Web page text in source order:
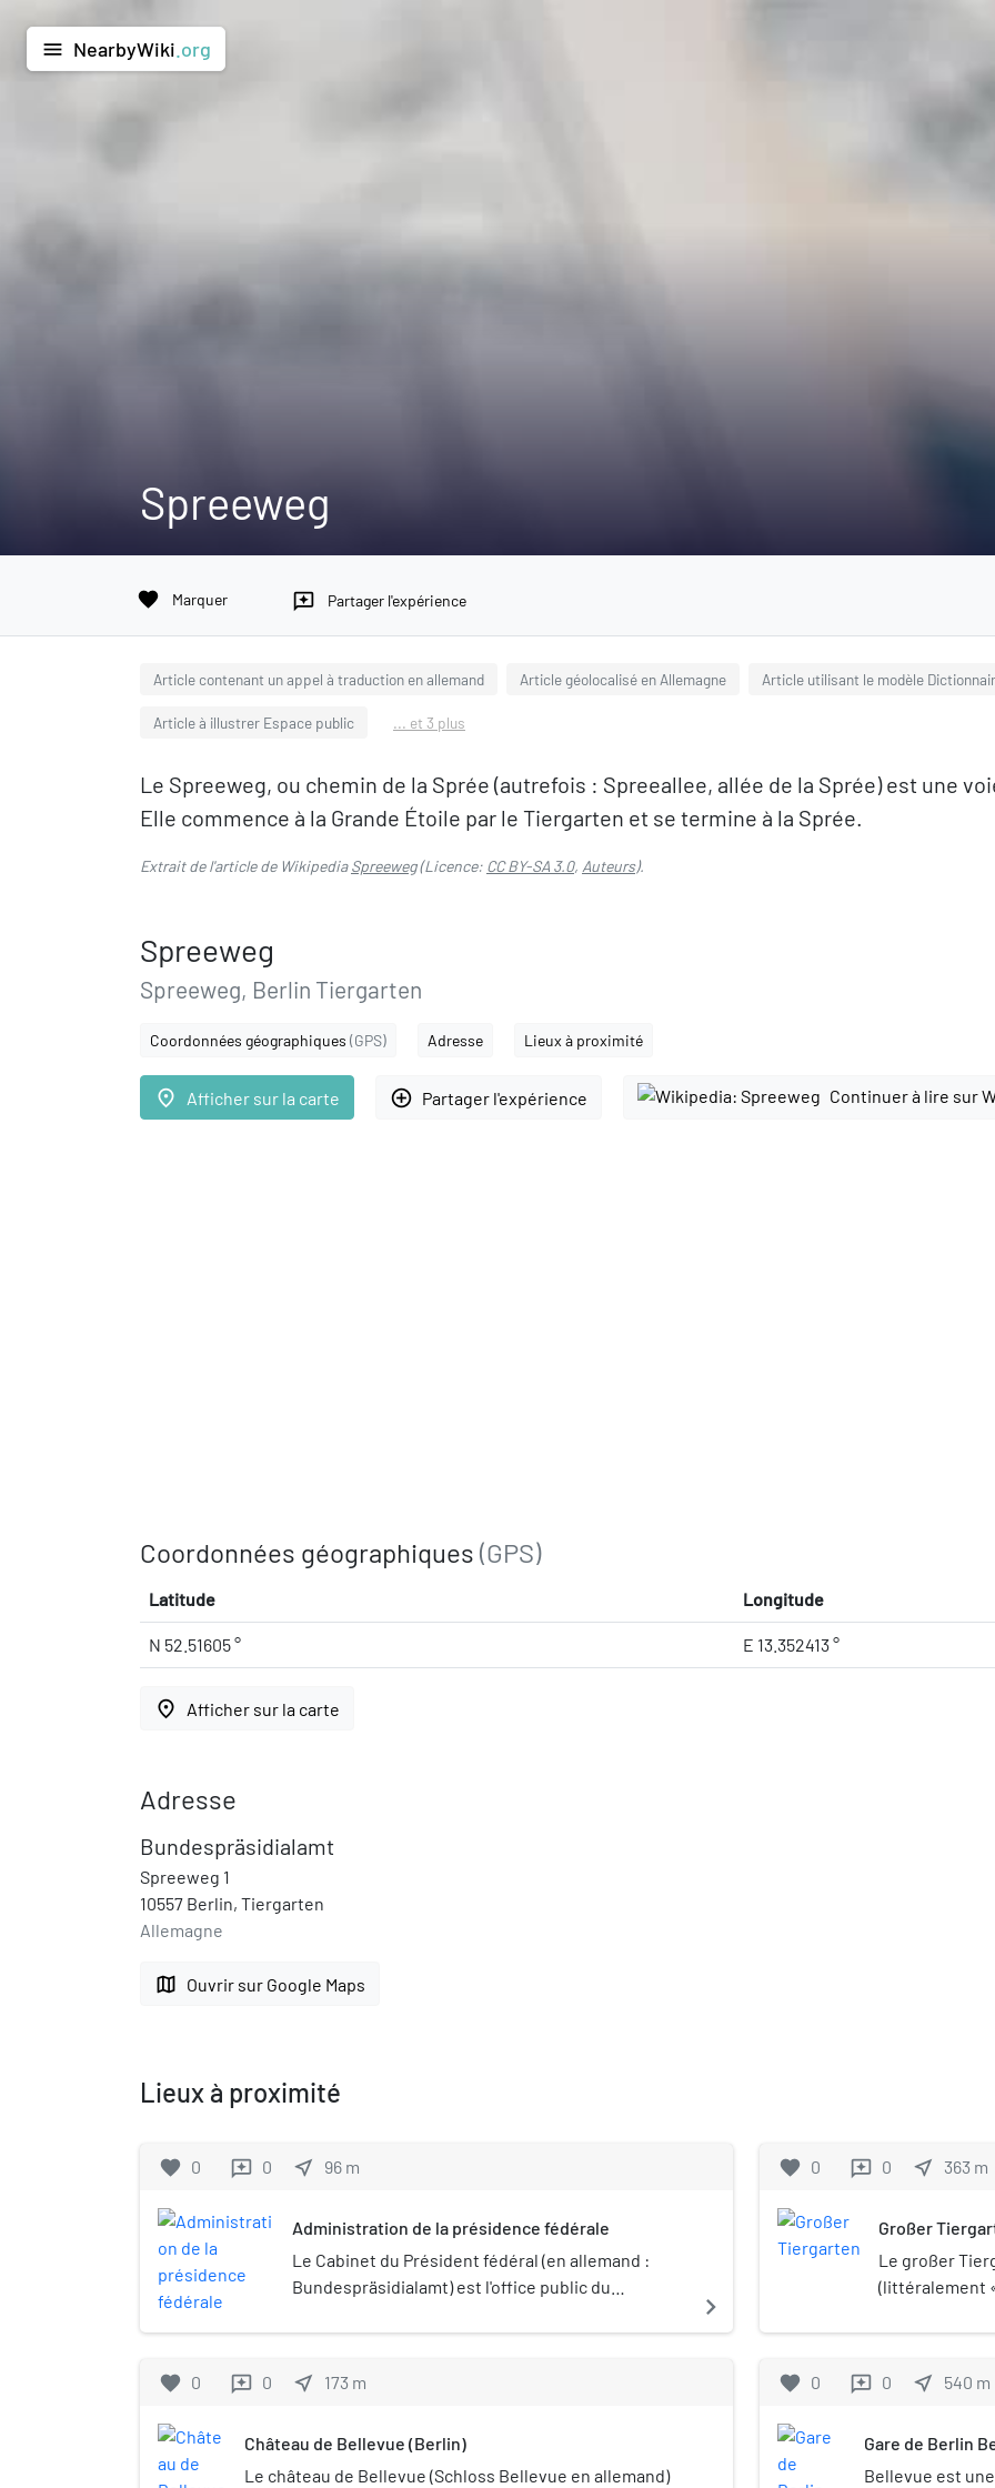
menu NearbyWiki .org
Spreeweg
favorite Marquer reviews Partager l'expérience
Article contenant un appel à traduction en allemand Article géolocalisé en Allemagne Article utilisant le modèle
Article à illustrer Espace public ... et 3 plus
Le Spreeweg, ou chemin de la Sprée (autrefois : Spreeallee, allée de la Sprée) est une
Elle commence à la Grande Étoile par le Tiergarten et se termine à la Sprée.
Extrait de l'article de WikipediaSpreeweg(Licence: CC BY-SA 3.0, Auteurs).
Spreeweg
Spreeweg, Berlin Tiergarten
Coordonnées géographiques (GPS) Adresse Lieux à proximité
place Afficher sur la carte add_circle_outline Partager l'expérience Continuer à lire sur
Coordonnées géographiques (GPS)
Latitude Longitude
N 52.51605 ° E 13.352413 °
place Afficher sur la carte
Adresse
Bundespräsidialamt
Spreeweg 1
10557 Berlin, Tiergarten
Allemagne
map Ouvrir sur Google Maps
Lieux à proximité
favorite 0 reviews 0 near_me 96 m
Administration de la présidence fédérale
Le Cabinet du Président fédéral (en allemand :
Bundespräsidialamt) est l'office public du
autorité fédérale.
navigate_next
favorite 0 reviews 0 near_me 173 m
Château de Bellevue (Berlin)
Le château de Bellevue (Schloss Bellevue en allemand)
favorite 0 reviews 0 near_me 363 m
Großer
Le großer
(littéralement
Mitte. Avec
de la ville en
situé à
favorite 0 reviews 0 near_me 540 m
Gare de Berlin
Bellevue est